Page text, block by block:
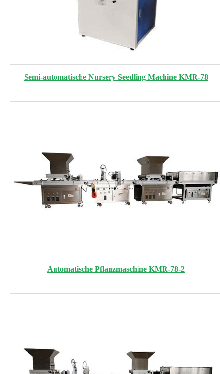
Semi-automatische Nursery Seedling Machine KMR-78
Automatische Pflanzmaschine KMR-78-2